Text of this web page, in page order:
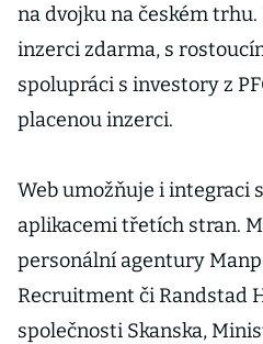
na dvojku na českém
inzerci zdarma, s
spolupráci s investory z
placenou inzerci.
Web umožňuje i integraci
aplikacemi třetích stran.
personální agentury
Recruitment či Randstad
společnosti Skanska,